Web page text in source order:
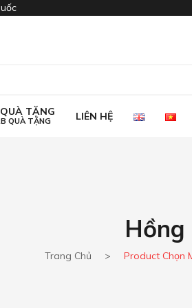
TẶNG
QUÀ TẶNG LIÊN HỆ
Hồng
Trang Chủ > Product Chọn